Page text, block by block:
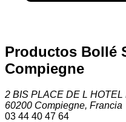
Productos Bollé
Compiegne
2 BIS PLACE DE L HOTEL
60200 Compiegne, Francia
03 44 40 47 64